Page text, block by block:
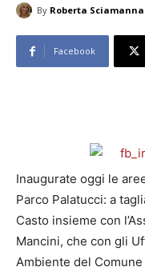
By Roberta Sciamanna
Facebook
Inaugurate oggi le
Parco Palatucci: a
Casto insieme con
Mancini, che con gli
Ambiente del